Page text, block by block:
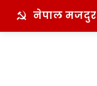
नेपाल मजदुर